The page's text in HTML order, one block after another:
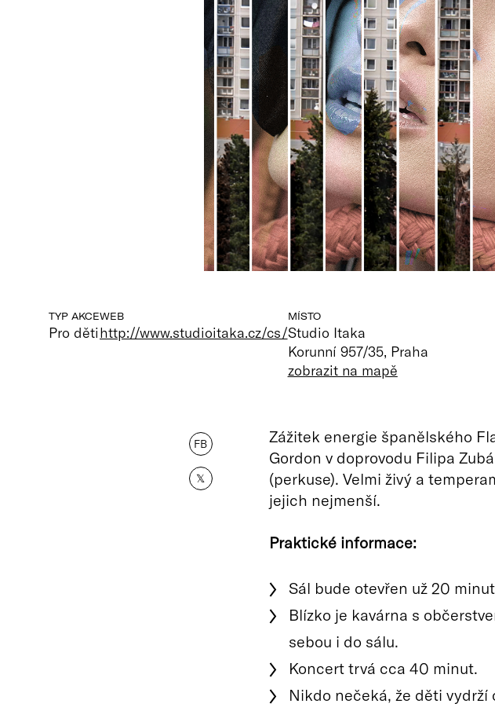
TYP AKCE
Pro děti
WEB
http://www.studioitaka.cz/cs/
MÍSTO
Studio Itaka
Korunní 957/35, Praha
zobrazit na mapě
FB
𝕏
Zážitek energie španělského
Gordon v doprovodu Filipa
(perkuse). Velmi živý a
jejich nejmenší.
Praktické informace:
Sál bude otevřen už 20
Blízko je kavárna s
sebou i do sálu.
Koncert trvá cca 40 minut.
Nikdo nečeká, že děti vydrží